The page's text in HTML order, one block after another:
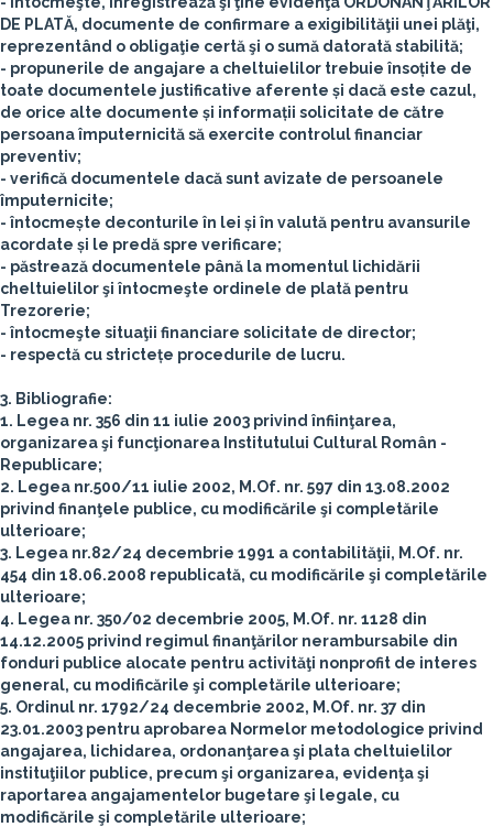
DE PLATĂ, documente de confirmare a exigibilităţii unei plăţi,
reprezentând o obligaţie certă şi o sumă datorată stabilită;
- propunerile de angajare a cheltuielilor trebuie însoțite de
toate documentele justificative aferente și dacă este cazul,
de orice alte documente și informații solicitate de către
persoana împuternicită să exercite controlul financiar
preventiv;
- verifică documentele dacă sunt avizate de persoanele
împuternicite;
- întocmește deconturile în lei și în valută pentru avansurile
acordate și le predă spre verificare;
- păstrează documentele până la momentul lichidării
cheltuielilor şi întocmeşte ordinele de plată pentru
Trezorerie;
- întocmeşte situaţii financiare solicitate de director;
- respectă cu strictețe procedurile de lucru.
3. Bibliografie:
1. Legea nr. 356 din 11 iulie 2003 privind înfiinţarea,
organizarea şi funcţionarea Institutului Cultural Român -
Republicare;
2. Legea nr.500/11 iulie 2002, M.Of. nr. 597 din 13.08.2002
privind finanţele publice, cu modificările şi completările
ulterioare;
3. Legea nr.82/24 decembrie 1991 a contabilităţii, M.Of. nr.
454 din 18.06.2008 republicată, cu modificările şi completările
ulterioare;
4. Legea nr. 350/02 decembrie 2005, M.Of. nr. 1128 din
14.12.2005 privind regimul finanţărilor nerambursabile din
fonduri publice alocate pentru activităţi nonprofit de interes
general, cu modificările şi completările ulterioare;
5. Ordinul nr. 1792/24 decembrie 2002, M.Of. nr. 37 din
23.01.2003 pentru aprobarea Normelor metodologice privind
angajarea, lichidarea, ordonanţarea şi plata cheltuielilor
instituţiilor publice, precum şi organizarea, evidenţa şi
raportarea angajamentelor bugetare şi legale, cu
modificările şi completările ulterioare;